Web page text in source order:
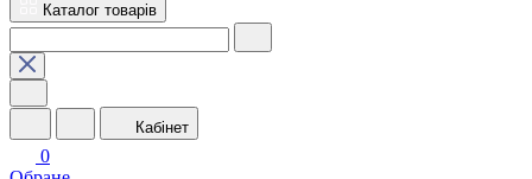
Каталог товарів
Кабінет
0